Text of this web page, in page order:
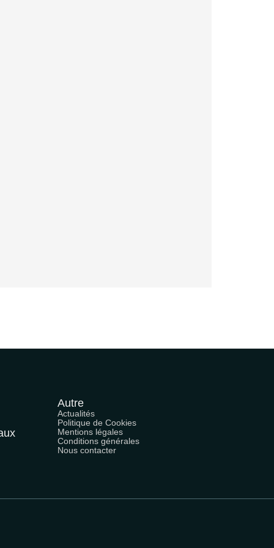
Autre
Actualités
Politique de Cookies
Mentions légales
Conditions générales
Nous contacter